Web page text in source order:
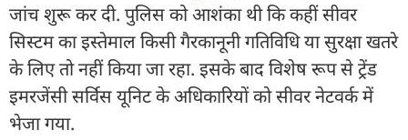
जांच शुरू कर दी. पुलिस को आशंका थी कि कहीं सीवर
सिस्टम का इस्तेमाल किसी गैरकानूनी गतिविधि या सुरक्षा खतरे
के लिए तो नहीं किया जा रहा. इसके बाद विशेष रूप से ट्रेंड
इमरजेंसी सर्विस यूनिट के अधिकारियों को सीवर नेटवर्क में
भेजा गया.